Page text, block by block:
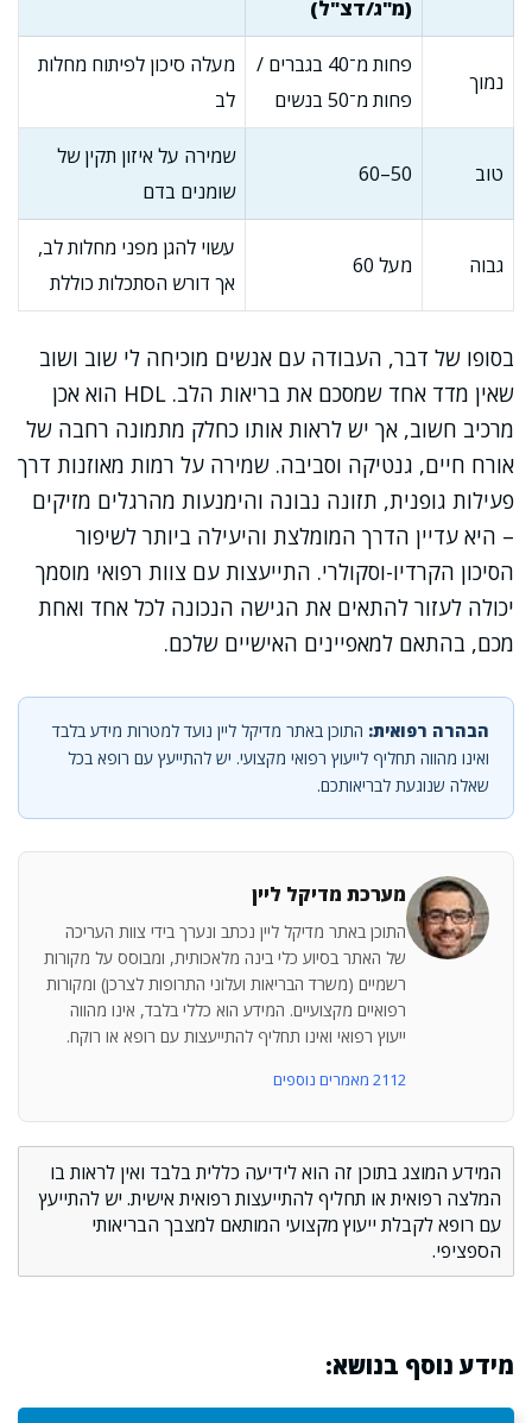
(מ"ג/דצ"ל)
נמוך
פחות מ־40 בגברים /
פחות מ־50 בנשים
מעלה סיכון לפיתוח מחלות
לב
טוב 50–60
שמירה על איזון תקין של
שומנים בדם
גבוה מעל 60
עשוי להגן מפני מחלות לב,
אך דורש הסתכלות כוללת
בסופו של דבר, העבודה עם אנשים מוכיחה לי שוב ושוב
שאין מדד אחד שמסכם את בריאות הלב. HDL הוא אכן
מרכיב חשוב, אך יש לראות אותו כחלק מתמונה רחבה של
אורח חיים, גנטיקה וסביבה. שמירה על רמות מאוזנות דרך
פעילות גופנית, תזונה נבונה והימנעות מהרגלים מזיקים
– היא עדיין הדרך המומלצת והיעילה ביותר לשיפור
הסיכון הקרדיו-וסקולרי. התייעצות עם צוות רפואי מוסמך
יכולה לעזור להתאים את הגישה הנכונה לכל אחד ואחת
מכם, בהתאם למאפיינים האישיים שלכם.
הבהרה רפואית: התוכן באתר מדיקל ליין נועד למטרות מידע בלבד
ואינו מהווה תחליף לייעוץ רפואי מקצועי. יש להתייעץ עם רופא בכל
שאלה שנוגעת לבריאותכם.
מערכת מדיקל ליין
התוכן באתר מדיקל ליין נכתב ונערך בידי צוות העריכה
של האתר בסיוע כלי בינה מלאכותית, ומבוסס על מקורות
רשמיים (משרד הבריאות ועלוני התרופות לצרכן) ומקורות
רפואיים מקצועיים. המידע הוא כללי בלבד, אינו מהווה
ייעוץ רפואי ואינו תחליף להתייעצות עם רופא או רוקח.
2112 מאמרים נוספים
המידע המוצג בתוכן זה הוא לידיעה כללית בלבד ואין לראות בו
המלצה רפואית או תחליף להתייעצות רפואית אישית. יש להתייעץ
עם רופא לקבלת ייעוץ מקצועי המותאם למצבך הבריאותי
הספציפי.
מידע נוסף בנושא: